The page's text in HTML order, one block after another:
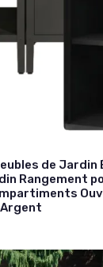
de
Rangement